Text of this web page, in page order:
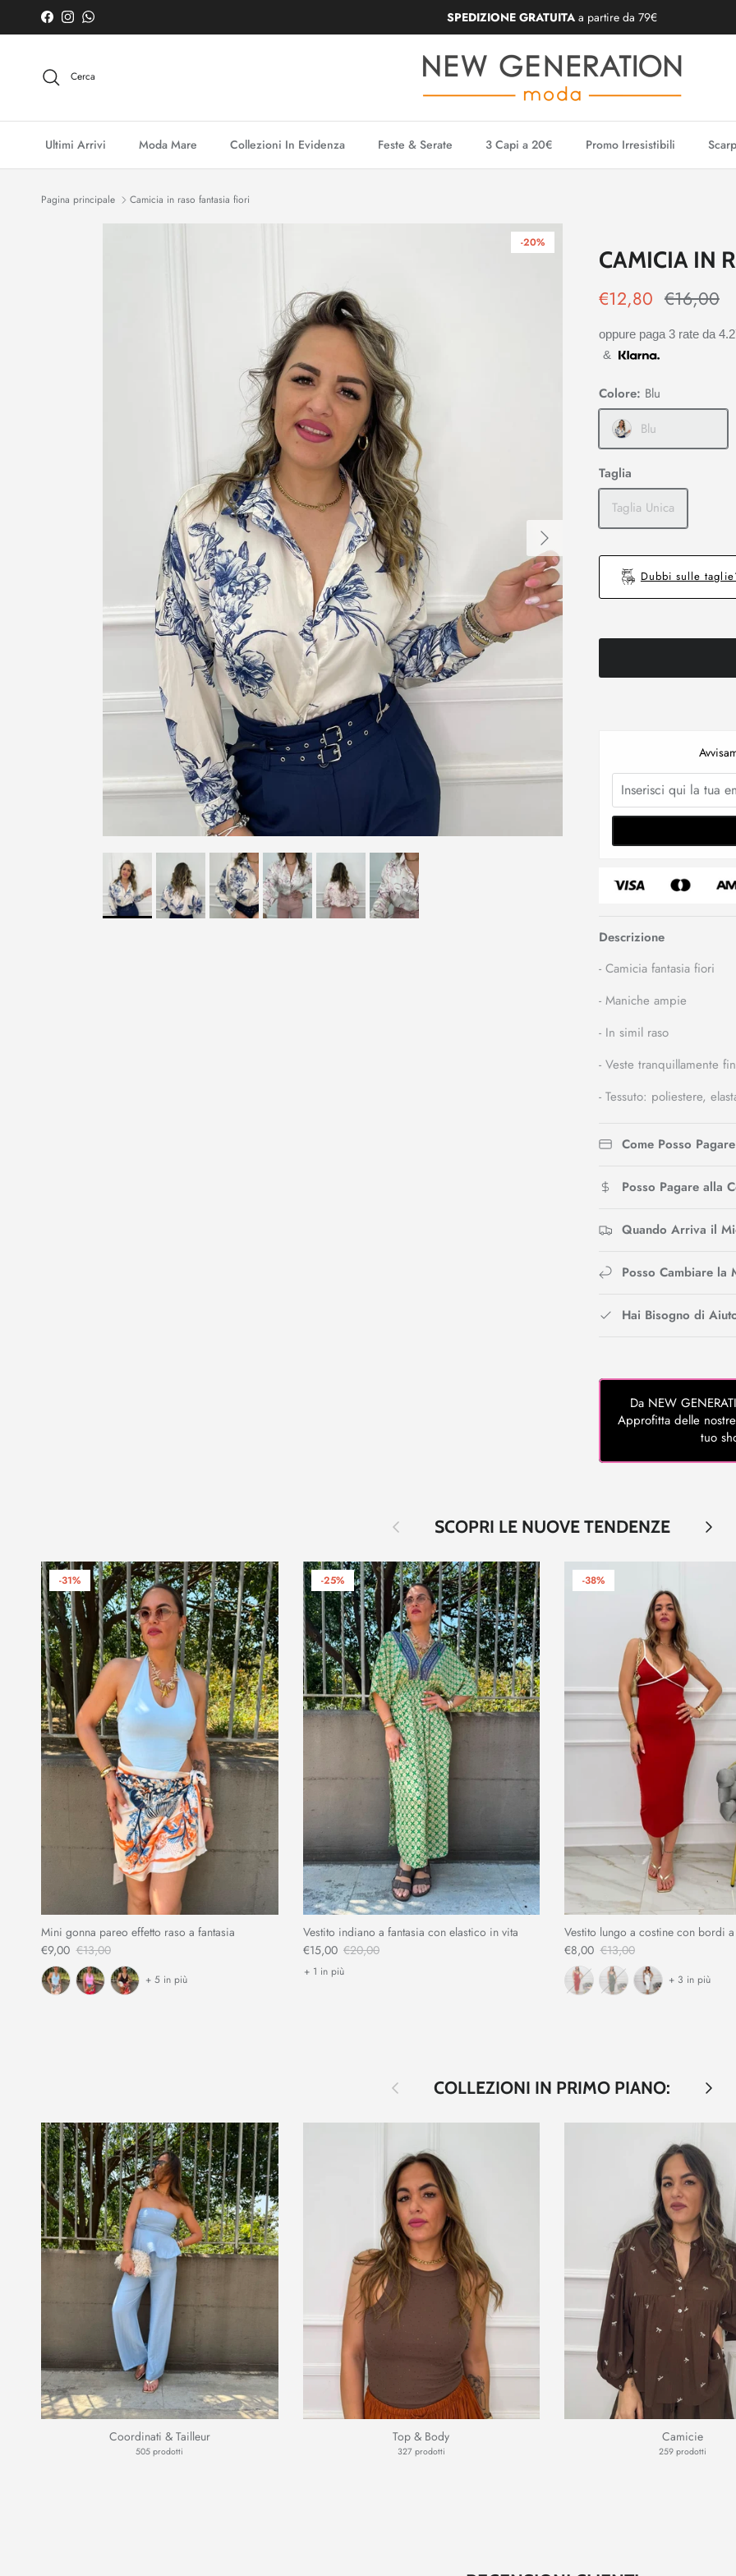
Passa ai contenuti
Facebook
InstagramWhatsApp SPEDIZIONE GRATUITA a partire da 79€
Cerca
Ultimi Arrivi Moda Mare Collezioni In Evidenza Feste & Serate 3 Capi a 20€ Promo Irresistibili
Pagina principale Camicia in raso fantasia fiori
Avanti
-20%
CAMICIA IN
€12,80 €16,00
oppure paga 3 rate da
&
Colore: Blu
Blu
Taglia
Taglia Unica
Dubbi sulle
Descrizione
- Camicia fantasia fiori
- Maniche ampie
- In simil raso
- Veste tranquillamente
- Tessuto: poliestere,
Come Posso
Posso Pagare alla
Quando Arriva il
Posso Cambiare la
Hai Bisogno di
Da NEW
Approfitta delle
tuo
Indietro SCOPRI LE NUOVE TENDENZE Avanti
-31%
Mini gonna pareo effetto raso a fantasia
€9,00 €13,00
+ 5 in più
-25%
Vestito indiano a fantasia con elastico in vita
€15,00 €20,00
+ 1 in più
-38%
Vestito lungo a costine con bordi
€8,00 €13,00
+ 3 in più
Indietro COLLEZIONI IN PRIMO PIANO: Avanti
Coordinati & Tailleur
505 prodotti
Top & Body
327 prodotti
Camicie
259 prodotti